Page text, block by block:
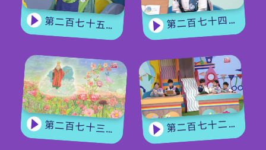
第二百七十五集 - 【手作Easy Job】 盆栽磨菇 【Yummy Time】仲夏蝴蝶粉 第二百七十四集 - 《花神的獎勵》下集
第二百七十三集 - 《花神的獎勵》上集 第二百七十二集 - 【玩轉星期五】眼力大挑戰